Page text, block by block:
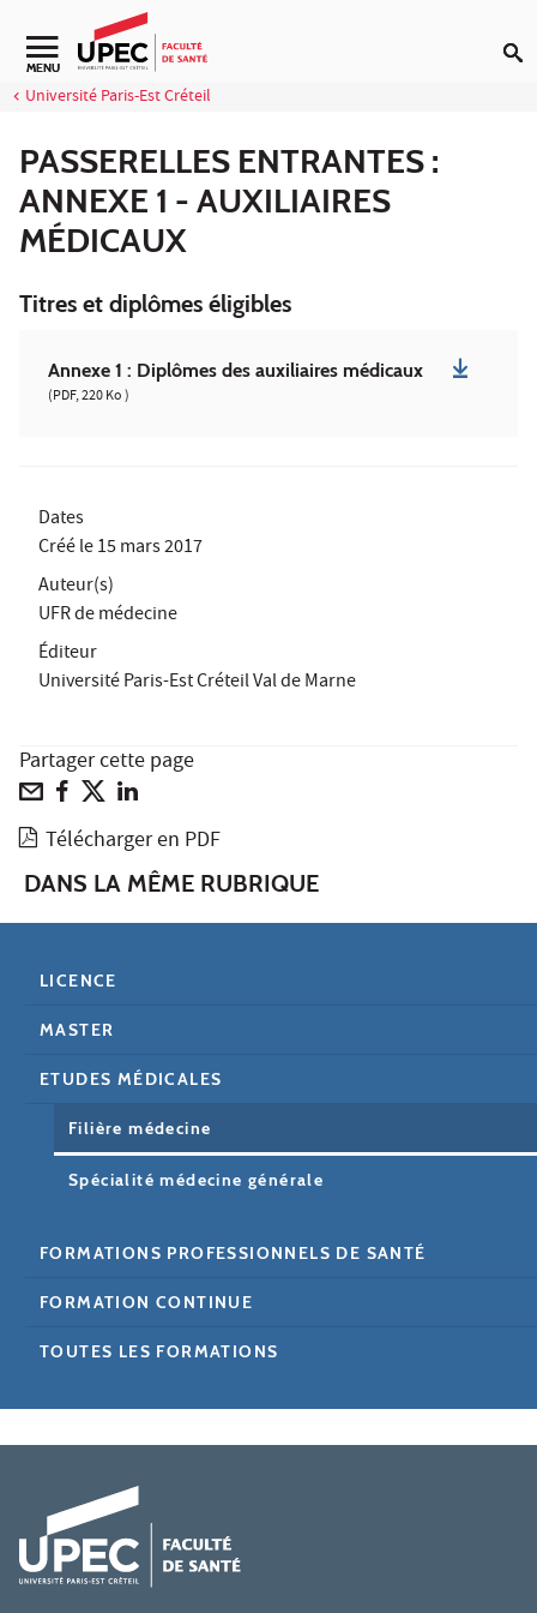
Aller au contenu
Navigation secondaire
MENU
Université Paris-Est Créteil
PASSERELLES ENTRANTES :
ANNEXE 1 - AUXILIAIRES
MÉDICAUX
Titres et diplômes éligibles
Annexe 1 : Diplômes des auxiliaires médicaux
(PDF, 220 Ko )
Dates
Créé le15 mars 2017
Auteur(s)
UFR de médecine
Éditeur
Université Paris-Est Créteil Val de Marne
Partager cette page
Télécharger en PDF
DANS LA MÊME RUBRIQUE
LICENCE
MASTER
ETUDES MÉDICALES
Filière médecine
Spécialité médecine générale
FORMATIONS PROFESSIONNELS DE SANTÉ
FORMATION CONTINUE
TOUTES LES FORMATIONS